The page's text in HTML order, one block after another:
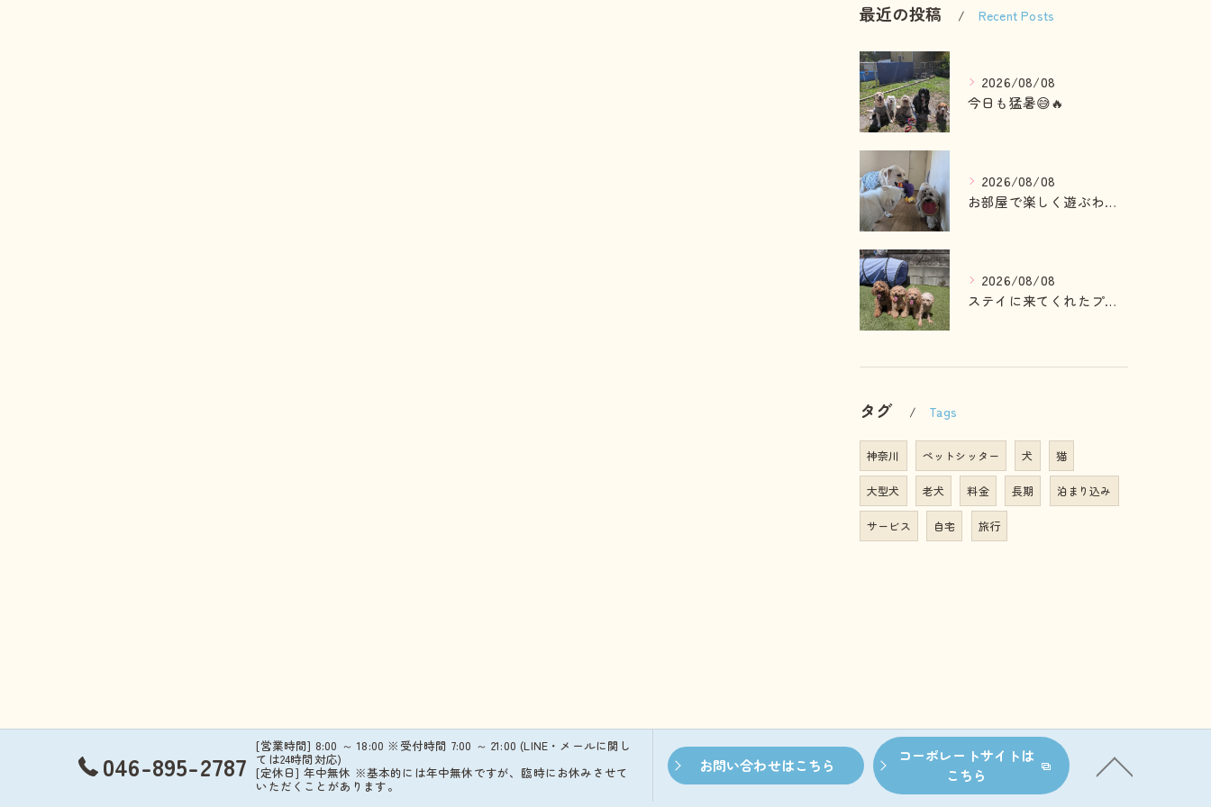
最近の投稿 Recent Posts
2026/08/08
今日も猛暑😅🔥
2026/08/08
お部屋で楽しく遊ぶわんこさん💓
2026/08/08
ステイに来てくれたプードルファミリー💓
タグ Tags
神奈川 ペットシッター 犬 猫
大型犬 老犬 料金 長期 泊まり込み
サービス 自宅 旅行
046-895-2787
[営業時間] 8:00 ～ 18:00 ※受付時間 7:00 ～ 21:00 (LINE・メールに関し
ては24時間対応)
[定休日] 年中無休 ※基本的には年中無休ですが、臨時にお休みさせて
いただくことがあります。
お問い合わせはこちら
コーポレートサイトは
こちら